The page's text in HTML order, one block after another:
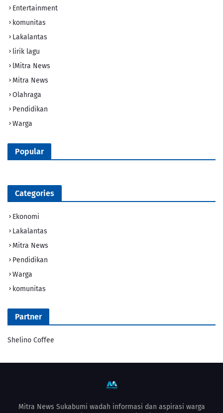
Entertainment
komunitas
Lakalantas
lirik lagu
lMitra News
Mitra News
Olahraga
Pendidikan
Warga
Popular
Categories
Ekonomi
Lakalantas
Mitra News
Pendidikan
Warga
komunitas
Partner
Shelino Coffee
Mitra News Sukabumi wadah informasi dan aspirasi warga